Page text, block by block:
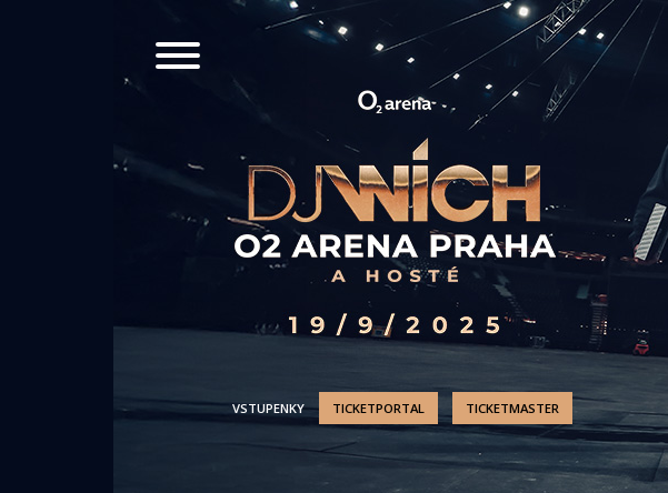
VSTUPENKY TICKETPORTAL TICKETMASTER